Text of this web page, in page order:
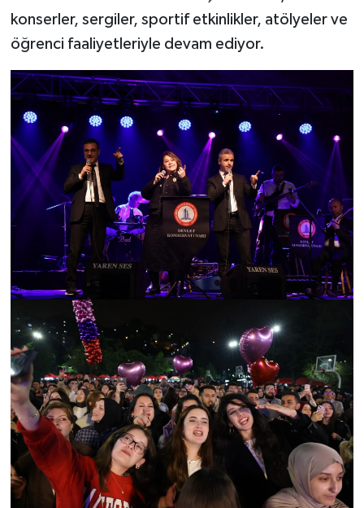
konserler, sergiler, sportif etkinlikler, atölyeler ve
öğrenci faaliyetleriyle devam ediyor.